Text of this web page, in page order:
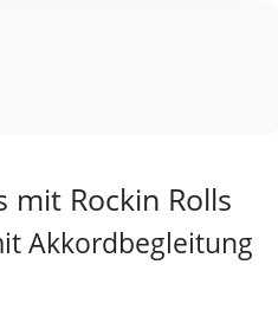
mit Rockin Rolls
Akkordbegleitung